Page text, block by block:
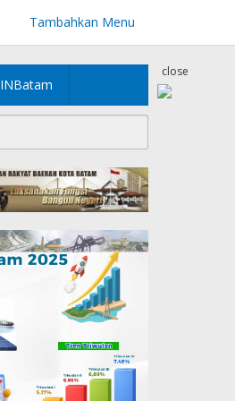
Tambahkan Menu
INBatam
close